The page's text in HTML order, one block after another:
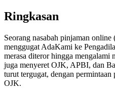
Ringkasan
Seorang nasabah pinjaman
menggugat AdaKami ke
merasa diteror hingga mengalami
juga menyeret OJK, APBI, dan
turut tergugat, dengan
OJK.